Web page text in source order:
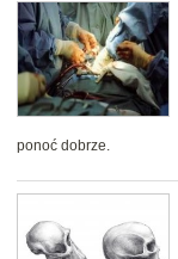
ponoć dobrze.